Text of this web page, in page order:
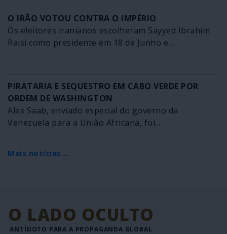
O IRÃO VOTOU CONTRA O IMPÉRIO
Os eleitores iranianos escolheram Sayyed Ibrahim
Raisi como presidente em 18 de Junho e...
PIRATARIA E SEQUESTRO EM CABO VERDE POR
ORDEM DE WASHINGTON
Alex Saab, enviado especial do governo da
Venezuela para a União Africana, foi...
Mais notícias...
O LADO OCULTO
ANTÍDOTO PARA A PROPAGANDA GLOBAL